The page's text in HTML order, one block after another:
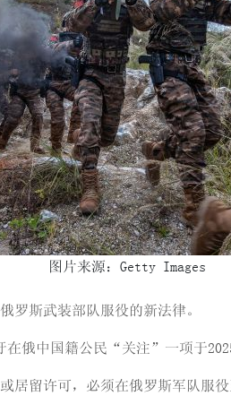
图片来源：Getty Images
罗斯武装部队服役的新法律。
俄中国籍公民“关注”一项于
居留许可，必须在俄罗斯军队服役